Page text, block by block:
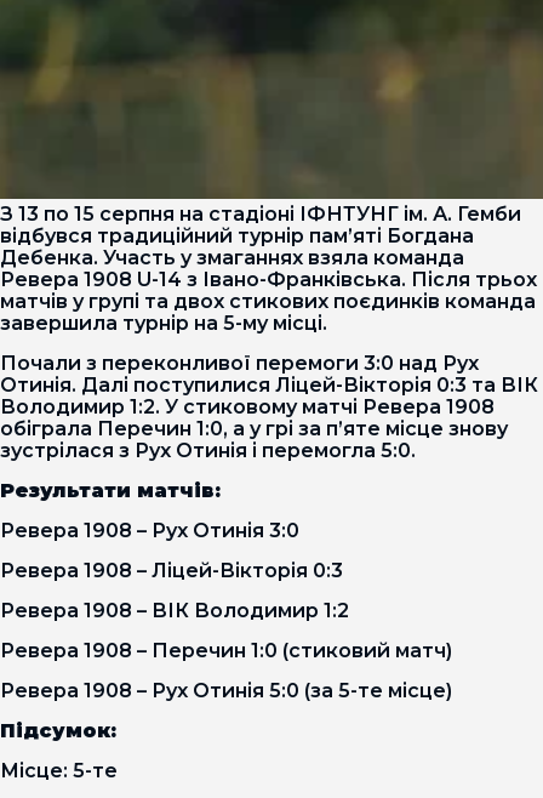
З 13 по 15 серпня на стадіоні ІФНТУНГ ім. А. Гемби
відбувся традиційний турнір пам’яті Богдана
Дебенка. Участь у змаганнях взяла команда
Ревера 1908 U-14 з Івано-Франківська. Після трьох
матчів у групі та двох стикових поєдинків команда
завершила турнір на 5-му місці.
Почали з переконливої перемоги 3:0 над Рух
Отинія. Далі поступилися Ліцей-Вікторія 0:3 та ВІК
Володимир 1:2. У стиковому матчі Ревера 1908
обіграла Перечин 1:0, а у грі за п’яте місце знову
зустрілася з Рух Отинія і перемогла 5:0.
Результати матчів:
Ревера 1908 – Рух Отинія 3:0
Ревера 1908 – Ліцей-Вікторія 0:3
Ревера 1908 – ВІК Володимир 1:2
Ревера 1908 – Перечин 1:0 (стиковий матч)
Ревера 1908 – Рух Отинія 5:0 (за 5-те місце)
Підсумок:
Місце: 5-те